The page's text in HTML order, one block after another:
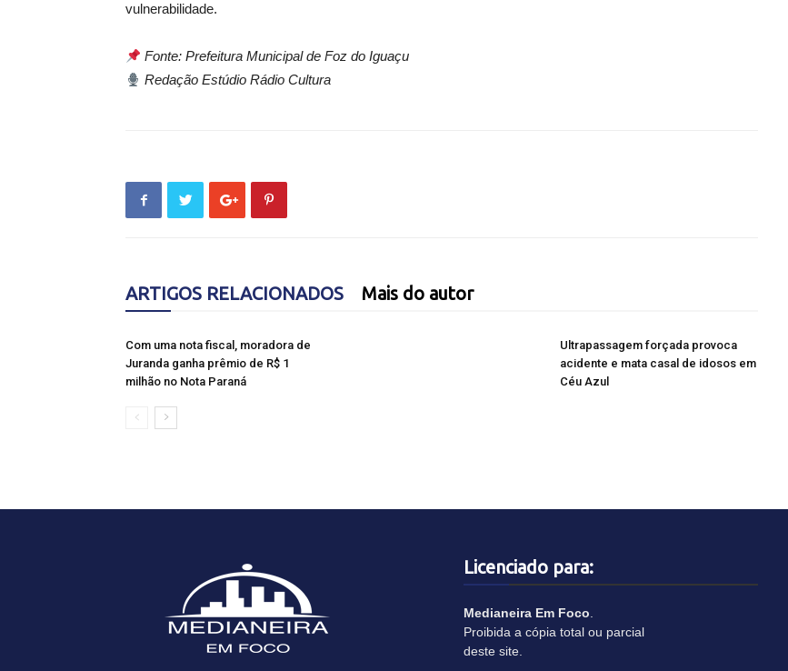
vulnerabilidade.
Fonte: Prefeitura Municipal de Foz do Iguaçu
Redação Estúdio Rádio Cultura
ARTIGOS RELACIONADOS Mais do autor
Com uma nota fiscal, moradora de
Juranda ganha prêmio de R$ 1
milhão no Nota Paraná
Ultrapassagem forçada provoca
acidente e mata casal de idosos em
Céu Azul
Licenciado para:
Medianeira Em Foco
Proibida a cópia total ou parcial
deste site.